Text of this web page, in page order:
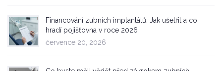
Financování zubních implantátů: Jak ušetřit a co
hradí pojišťovna v roce 2026
července 20, 2026